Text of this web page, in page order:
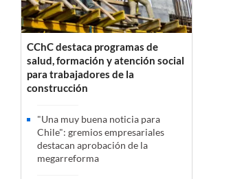
CChC destaca programas de
salud, formación y atención social
para trabajadores de la
construcción
"Una muy buena noticia para
Chile": gremios empresariales
destacan aprobación de la
megarreforma